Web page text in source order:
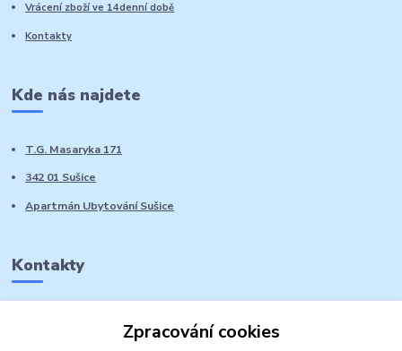
Vrácení zboží ve 14denní době
Kontakty
Kde nás najdete
T.G. Masaryka 171
342 01 Sušice
Apartmán Ubytování Sušice
Kontakty
Zpracování cookies